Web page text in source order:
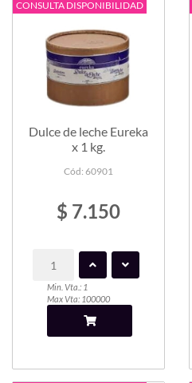
CONSULTA DISPONIBILIDAD
Dulce de leche Eureka
x 1 kg.
Cód: 60901
$ 7.150
Min. Vta.: 1
Max Vta: 100000